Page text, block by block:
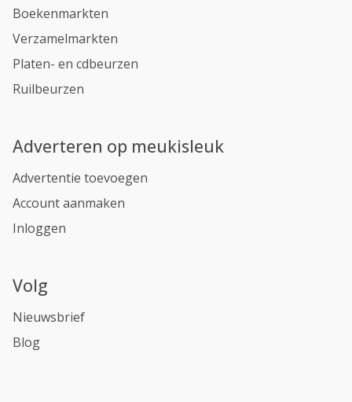
Boekenmarkten
Verzamelmarkten
Platen- en cdbeurzen
Ruilbeurzen
Adverteren op meukisleuk
Advertentie toevoegen
Account aanmaken
Inloggen
Volg
Nieuwsbrief
Blog